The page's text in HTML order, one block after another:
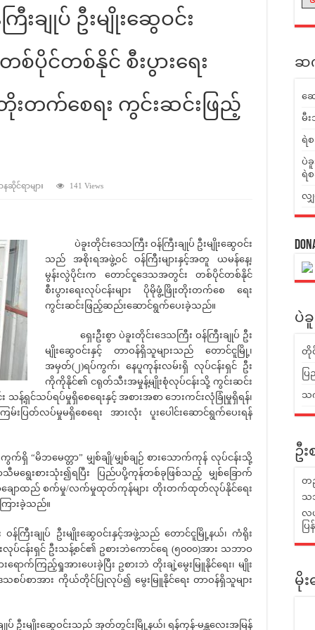
းချုပ် ဦးမျိုးဆွေဝင်း
ပိုင်တစ်နိုင် စီးပွားရေး
တိုးတက်စေရး ကွင်းဆင်းဖြည့်
ဆိုင်ရာများ 141 Views
ပဲခူးတိုင်းဒေသကြီး ဝန်ကြီးချုပ် ဦးမျိုးဆွေဝင်း
သည် အစိုးရအဖွဲ့ဝင် ဝန်ကြီးများနှင့်အတူ ယမန်နေ့၊
မွန်းလွဲပိုင်းက တောင်ငူဒေသအတွင်း တစ်ပိုင်တစ်နိုင်
စီးပွားရေးလုပ်ငန်းများ ပိုမိုဖွံ့ဖြိုးတိုးတက်စေ ရေး
ကွင်းဆင်းဖြည့်ဆည်းဆောင်ရွက်ပေးခဲ့သည်။
ရှေးဦးစွာ ပဲခူးတိုင်းဒေသကြီး ဝန်ကြီးချုပ် ဦး
မျိုးဆွေဝင်းနှင့် တာဝန်ရှိသူများသည် တောင်ငူမြို့၊
အမှတ်(၂)ရပ်ကွက်၊ နေပူကုန်းလမ်းရှိ လုပ်ငန်းရှင် ဦး
ကိုကိုနိုင်၏ ငရုတ်သီးအမှုန့်မျိုးစုံလုပ်ငန်းသို့ ကွင်းဆင်း
ရှင်သပ်ရပ်မှုရှိစေရေးနှင့် အစားအစာ ဘေးကင်းလုံခြုံမှုရှိရန်၊
းပြတ်လပ်မှုမရှိစေရေး အားလုံး ပူးပေါင်းဆောင်ရွက်ပေးရန်
မိဘမေတ္တာ” မျှစ်ချို/မျှစ်ချဉ် စားသောက်ကုန် လုပ်ငန်းသို့
မရွေးစားသုံး၍ရပြီး ပြည်ပပို့ကုန်တစ်ခုဖြစ်သည့် မျှစ်ခြောက်
အချောထည် စက်မှု/လက်မှုထုတ်ကုန်များ တိုးတက်ထုတ်လုပ်နိုင်ရေး
ြားခဲ့သည်။
ျုပ် ဦးမျိုးဆွေဝင်းနှင့်အဖွဲ့သည် တောင်ငူမြို့နယ်၊ ကံရိုး
လုပ်ငန်းရှင် ဦးသန့်စင်၏ ဥစားဘဲကောင်ရေ (၅၀၀၀)အား သဘာဝ
ာက်ကြည့်ရှုအားပေးခဲ့ပြီး ဥစားဘဲ တိုးချဲ့မွေးမြူနိုင်ရေး၊ မျိုး
သစပ်စာအား ကိုယ်တိုင်ပြုလုပ်၍ မွေးမြူနိုင်ရေး တာဝန်ရှိသူများ
မျိုးဆွေဝင်းသည် အုတ်တွင်းမြို့နယ်၊ ရန်ကုန်-မန္တလေးအမြန်
ဆ
ဆ
မီး
ရဲစ
ပဲ
ရဲစ
လ
ပဲ
တို
ပ
သ
ဦး
တ
သ
လယ်
ပ
မို